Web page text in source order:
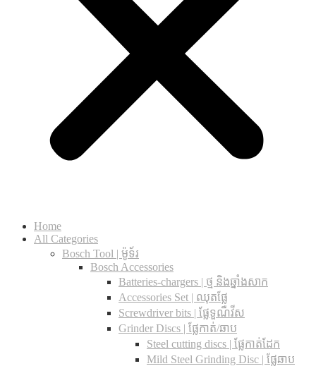
Home
All Categories
Bosch Tool | ម៉ូទ័រ
Bosch Accessories
Batteries-chargers | ថ្ម និងឆ្នាំងសាក
Accessories Set | ឈុតផ្លែ
Screwdriver bits | ផ្លែទួណឺវីស
Grinder Discs |​ ផ្លែកាត់/ឆាប
Steel cutting discs |​ ផ្លែកាត់ដែក
Mild Steel Grinding Disc | ផ្លែឆាប